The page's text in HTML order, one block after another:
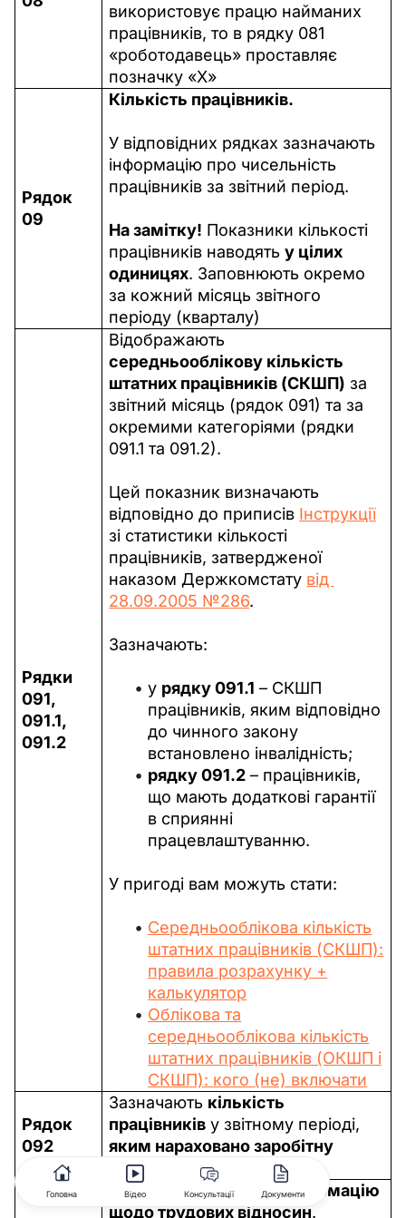
використовує працю найманих
працівників, то в рядку 081
«роботодавець» проставляє
позначку «Х»
Рядок
09
Кількість працівників.
У відповідних рядках зазначають
інформацію про чисельність
працівників за звітний період.
На замітку! Показники кількості
працівників наводять у цілих
одиницях. Заповнюють окремо
за кожний місяць звітного
періоду (кварталу)
Рядки
091,
091.1,
091.2
Відображають
середньооблікову кількість
штатних працівників (СКШП) за
звітний місяць (рядок 091) та за
окремими категоріями (рядки
091.1 та 091.2).
Цей показник визначають
відповідно до приписів Інструкції
зі статистики кількості
працівників, затвердженої
наказом Держкомстату від
28.09.2005 №286.
Зазначають:
у рядку 091.1 – СКШП
працівників, яким відповідно
до чинного закону
встановлено інвалідність;
рядку 091.2 – працівників,
що мають додаткові гарантії
в сприянні
працевлаштуванню.
У пригоді вам можуть стати:
Середньооблікова кількість
штатних працівників (СКШП):
правила розрахунку +
калькулятор
Облікова та
середньооблікова кількість
штатних працівників (ОКШП і
СКШП): кого (не) включати
Рядок
092
Зазначають кількість
працівників у звітному періоді,
яким нараховано заробітну
плату
Наводять додаткову інформацію
щодо трудових відносин.
Головна Відео Консультації Документи